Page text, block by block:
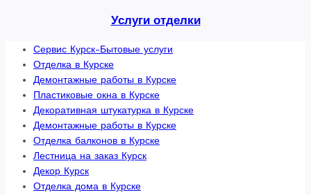
Услуги отделки
Сервис Курск-Бытовые услуги
Отделка в Курске
Демонтажные работы в Курске
Пластиковые окна в Курске
Декоративная штукатурка в Курске
Демонтажные работы в Курске
Отделка балконов в Курске
Лестница на заказ Курск
Декор Курск
Отделка дома в Курске